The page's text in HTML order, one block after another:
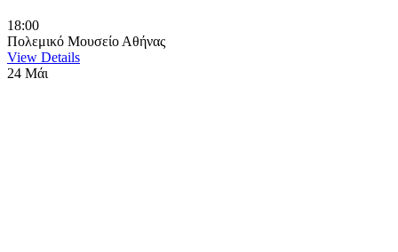
18:00
Πολεμικό Μουσείο Αθήνας
View Details
24 Μάι